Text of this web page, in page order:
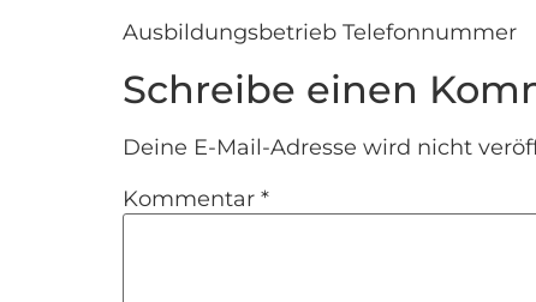
Ausbildungsbetrieb Telefonnummer
Schreibe einen
Deine E-Mail-Adresse wird nicht
Kommentar *